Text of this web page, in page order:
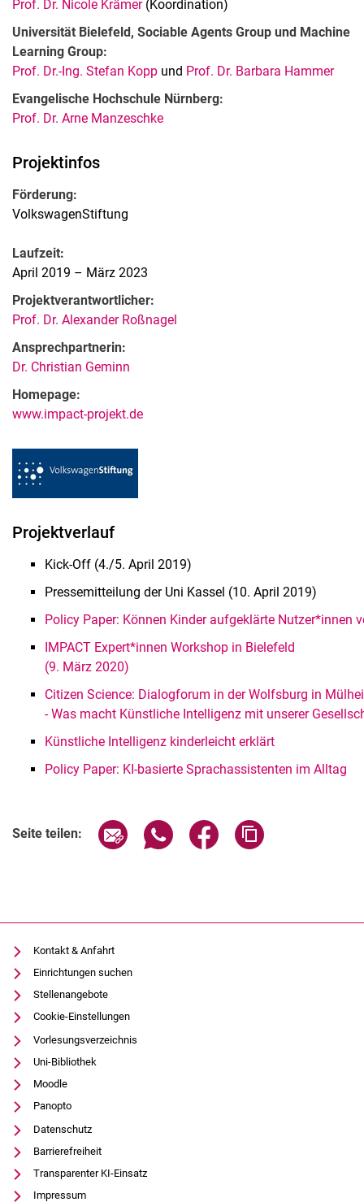
Prof. Dr. Nicole Krämer(Koordination)
Universität Bielefeld, Sociable Agents Group und Machine
Learning Group:
Prof. Dr.-Ing. Stefan Kopp und Prof. Dr. Barbara Hammer
Evangelische Hochschule Nürnberg:
Prof. Dr. Arne Manzeschke
Projektinfos
Förderung:
VolkswagenStiftung
Laufzeit:
April 2019 – März 2023
Projektverantwortlicher:
Prof. Dr. Alexander Roßnagel
Ansprechpartnerin:
Dr. Christian Geminn
Homepage:
www.impact-projekt.de
Projektverlauf
Kick-Off (4./5. April 2019)
Pressemitteilung der Uni Kassel (10. April 2019)
Policy Paper: Können Kinder aufgeklärte Nutzer*innen
IMPACT Expert*innen Workshop in Bielefeld
(9. März 2020)
Citizen Science: Dialogforum in der Wolfsburg in
- Was macht Künstliche Intelligenz mit unserer
Künstliche Intelligenz kinderleicht erklärt
Policy Paper: KI-basierte Sprachassistenten im Alltag
Seite teilen: Seite über E-Mail teilen
Seite über WhatsApp teilen
Seite über Facebook
Kontakt & Anfahrt
Einrichtungen suchen
Stellenangebote
Cookie-Einstellungen
Vorlesungsverzeichnis
Uni-Bibliothek
Moodle
Panopto
Datenschutz
Barrierefreiheit
Transparenter KI-Einsatz
Impressum